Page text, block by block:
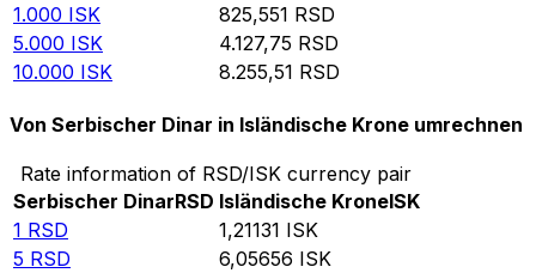
1.000 ISK 825,551 RSD
5.000 ISK 4.127,75 RSD
10.000 ISK 8.255,51 RSD
Von Serbischer Dinar in Isländische Krone umrechnen
Rate information of RSD/ISK currency pair
Serbischer DinarRSD Isländische KroneISK
1 RSD 1,21131 ISK
5 RSD 6,05656 ISK